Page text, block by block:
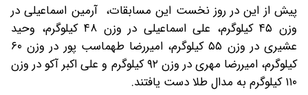
پیش از این در روز نخست این مسابقات، آرمین اسماعیلی در
وزن ۴۵ کیلوگرم، علی اسماعیلی در وزن ۴۸ کیلوگرم، وحید
عشیری در وزن ۵۵ کیلوگرم، امیررضا طهماسب پور در وزن ۶۰
کیلوگرم، امیررضا مهری در وزن ۹۲ کیلوگرم و علی اکبر آکو در وزن
۱۱۰ کیلوگرم به مدال طلا دست یافتند.